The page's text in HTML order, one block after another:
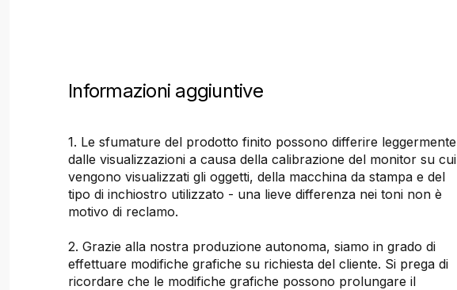
Informazioni aggiuntive
1. Le sfumature del prodotto finito possono differire leggermente
dalle visualizzazioni a causa della calibrazione del monitor su cui
vengono visualizzati gli oggetti, della macchina da stampa e del
tipo di inchiostro utilizzato - una lieve differenza nei toni non è
motivo di reclamo.
2. Grazie alla nostra produzione autonoma, siamo in grado di
effettuare modifiche grafiche su richiesta del cliente. Si prega di
ricordare che le modifiche grafiche possono prolungare il